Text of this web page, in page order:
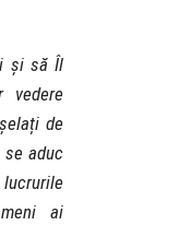
și să Îl
vedere
de
aduc
ai